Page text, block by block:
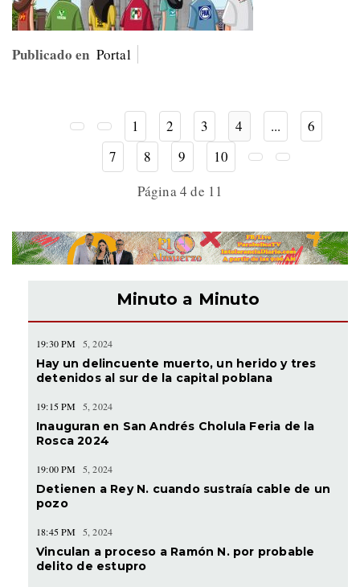
Publicado en Portal
1 2 3 4 ...
6
7
8 9
10
Página 4 de 11
Minuto a Minuto
19:30 PM 5, 2024
Hay un delincuente muerto, un herido y tres
detenidos al sur de la capital poblana
19:15 PM 5, 2024
Inauguran en San Andrés Cholula Feria de la
Rosca 2024
19:00 PM 5, 2024
Detienen a Rey N. cuando sustraía cable de un
pozo
18:45 PM 5, 2024
Vinculan a proceso a Ramón N. por probable
delito de estupro